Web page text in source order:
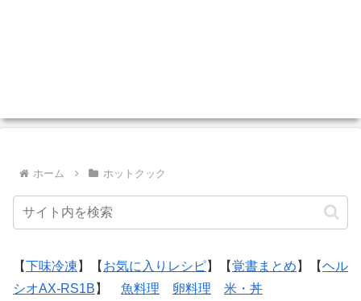
ホーム ホットクック
【下味冷凍 】【 お気に入りレシピ】【覚書まとめ 】【ヘル
シオAX-RS1B 】 魚料理 卵料理 米・丼